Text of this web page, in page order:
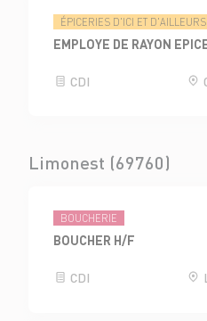
ÉPICERIES D'ICI ET D'AILLEURS
EMPLOYE DE RAYON
CDI
Limonest (69760)
BOUCHERIE
BOUCHER H/F
CDI